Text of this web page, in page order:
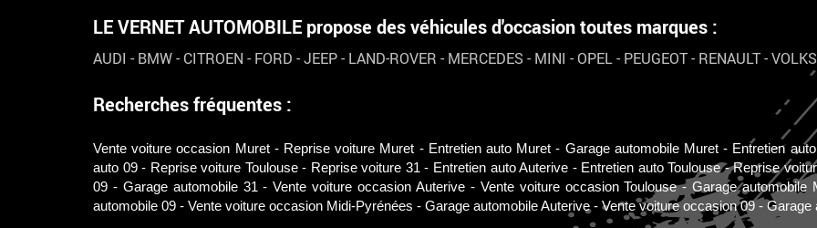
LE VERNET AUTOMOBILE propose des véhicules d'occasion toutes marques :
AUDI - BMW- CITROEN - FORD -JEEP- LAND-ROVER - MERCEDES - MINI - OPEL - PEUGEOT- RENAULT-
Recherches fréquentes :
Vente voiture occasion Muret Reprise voiture Muret Entretien auto Muret Garage automobile Muret
Entretien
auto 09
Reprise voiture Toulouse Reprise voiture 31 Entretien auto Auterive Entretien auto Toulouse
Reprise
09
Garage automobile 31 Vente voiture occasion Auterive Vente voiture occasion Toulouse
Garage automobile
automobile 09
Vente voiture occasion Midi-Pyrénées Garage automobile Auterive Vente voiture occasion 09 Garage